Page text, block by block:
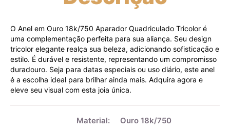
O Anel em Ouro 18k/750 Aparador Quadriculado Tricolor é
uma complementação perfeita para sua aliança. Seu design
tricolor elegante realça sua beleza, adicionando sofisticação e
estilo. É durável e resistente, representando um compromisso
duradouro. Seja para datas especiais ou uso diário, este anel
é a escolha ideal para brilhar ainda mais. Adquira agora e
eleve seu visual com esta joia única.
Material: Ouro 18k/750